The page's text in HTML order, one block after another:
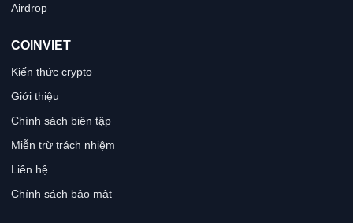
Airdrop
COINVIET
Kiến thức crypto
Giới thiệu
Chính sách biên tập
Miễn trừ trách nhiệm
Liên hệ
Chính sách bảo mật